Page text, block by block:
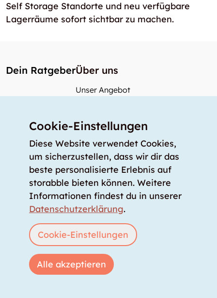
Self Storage Standorte und neu verfügbare
Lagerräume sofort sichtbar zu machen.
Dein RatgeberÜber uns
Unser Angebot
Unser Team
storabble Deutschland
storabble Österreich
Mehr über storabble
Wie gross muss ein Lagerraum sein?
Was kostet ein Lagerraum?
Für Lageranbieter
Cookie-Einstellungen
Diese Website verwendet Cookies,
um sicherzustellen, dass wir dir das
beste personalisierte Erlebnis auf
storabble bieten können. Weitere
Informationen findest du in unserer
Datenschutzerklärung.
Cookie-Einstellungen
Alle akzeptieren